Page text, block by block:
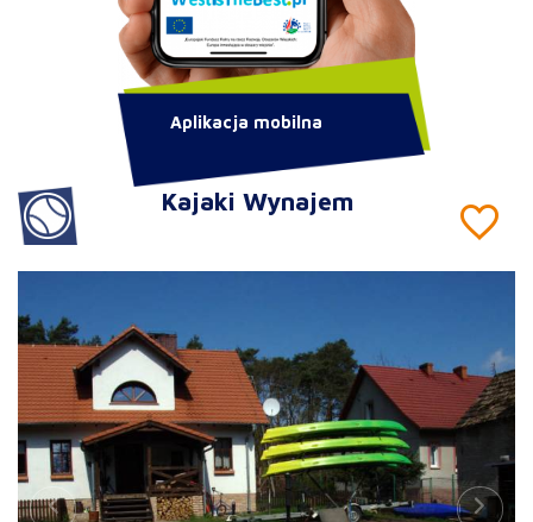
Kajaki Wynajem
Aplikacja mobilna